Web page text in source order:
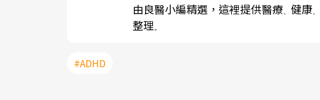
由良醫小編精選，這裡提供醫療 健康
整理 。
#ADHD